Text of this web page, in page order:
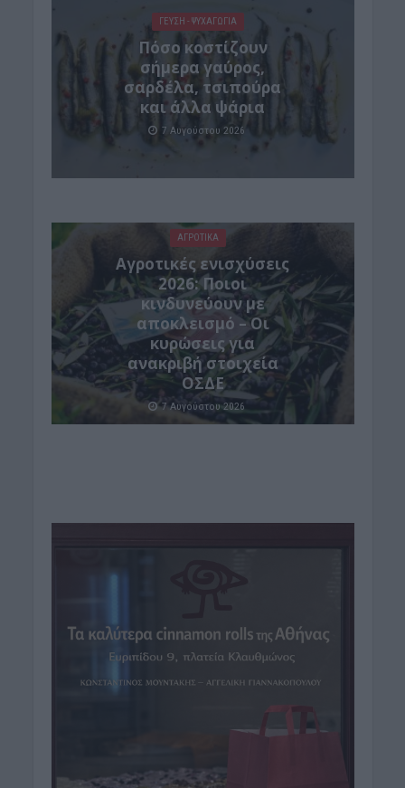
ΓΕΎΣΗ - ΨΥΧΑΓΩΓΊΑ
Πόσο κοστίζουν
σήμερα γαύρος,
σαρδέλα, τσιπούρα
και άλλα ψάρια
7 Αυγούστου 2026
ΑΓΡΟΤΙΚΑ
Αγροτικές ενισχύσεις
2026: Ποιοι
κινδυνεύουν με
αποκλεισμό – Οι
κυρώσεις για
ανακριβή στοιχεία
ΟΣΔΕ
7 Αυγούστου 2026